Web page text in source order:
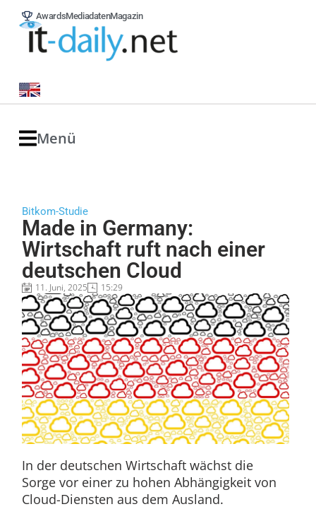
AwardsMediadatenMagazin
Menü
Bitkom-Studie
Made in Germany:
Wirtschaft ruft nach einer
deutschen Cloud
11. Juni, 2025 15:29
In der deutschen Wirtschaft wächst die
Sorge vor einer zu hohen Abhängigkeit von
Cloud-Diensten aus dem Ausland.